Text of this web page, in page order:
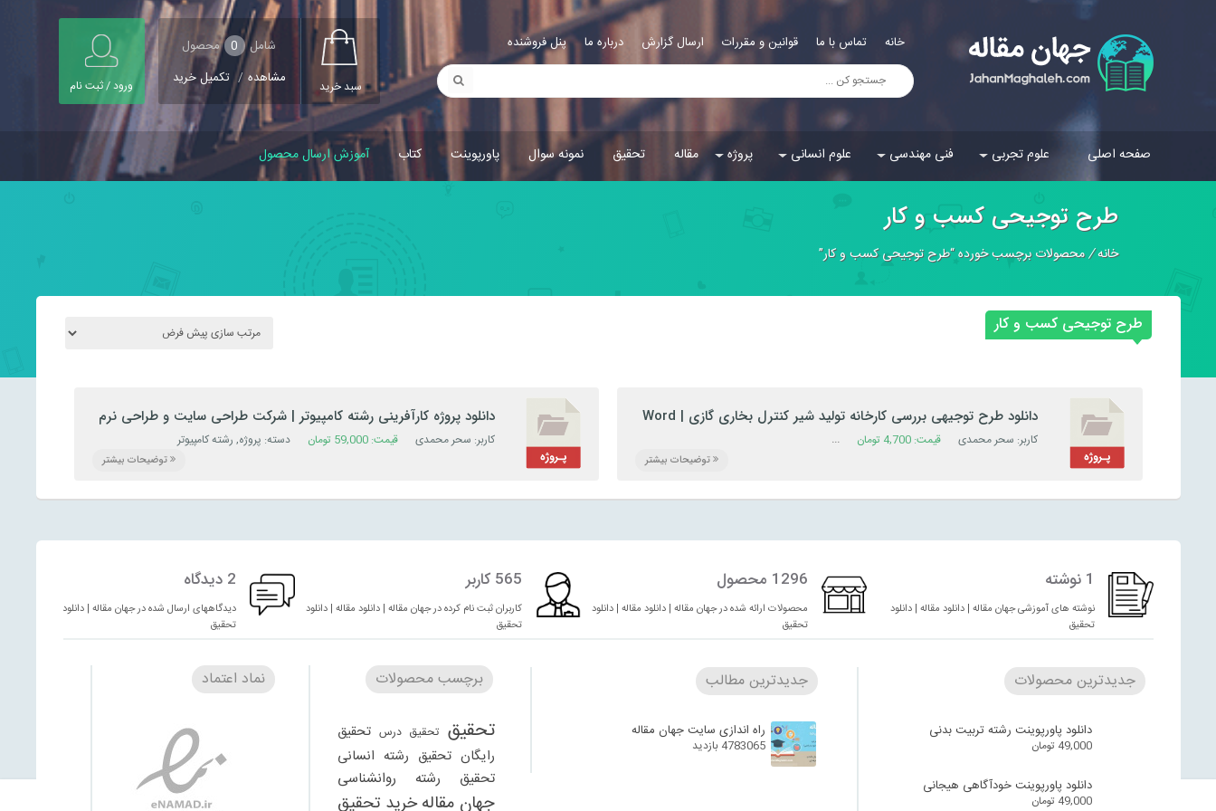
خانه تماس با ما قوانین و مقررات ارسال گزارش درباره ما پنل فروشنده
سبد خرید
شامل 0 محصول
مشاهده / تکمیل خرید ورود / ثبت نام
صفحه اصلی علوم تجربی فنی مهندسی علوم انسانی پروژه مقاله تحقیق نمونه سوال پاورپوینت کتاب آموزش ارسال محصول
طرح توجیحی کسب و کار
خانه/محصولات برچسب خورده “طرح توجیحی کسب و کار”
طرح توجیحی کسب و کار
دانلود طرح توجیهی بررسی کارخانه تولید شیر کنترل بخاری گازی | Word
کاربر: سحر محمدی قیمت: 4,700 تومان دسته: رشته گوناگون طرح توجیهی,فنی مهندسی
توضیحات بیشتر
دانلود پروژه کارآفرینی رشته کامپیوتر | شرکت طراحی سایت و طراحی نرم
افزار
کاربر: سحر محمدی قیمت:59,000 تومان دسته: پروژه, رشته کامپیوتر
توضیحات بیشتر
1 نوشته
نوشته های آموزشی جهان مقاله | دانلود مقاله | دانلود
تحقیق
1296 محصول
محصولات ارائه شده در جهان مقاله | دانلود مقاله | دانلود
تحقیق
565 کاربر
کاربران ثبت نام کرده در جهان مقاله | دانلود مقاله | دانلود
تحقیق
2 دیدگاه
دیدگاههای ارسال شده در جهان مقاله | دانلود مقاله | دانلود
تحقیق
جدیدترین محصولات
دانلود پاورپوینت رشته تربیت بدنی
49,000 تومان
دانلود پاورپوینت خودآگاهی هیجانی
49,000 تومان
جدیدترین مطالب
راه اندازی سایت جهان مقاله
4783065 بازدید
برچسب محصولات
تحقیق تحقیق درس تحقیق
رایگان تحقیق رشته انسانی
تحقیق رشته روانشناسی
جهان مقالهخرید تحقیق
نماد اعتماد